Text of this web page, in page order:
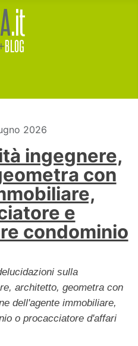
2026
ingegnere,
con
e
condominio
sulla
architetto, geometra con
dell'agente immobiliare,
o procacciatore d'affari